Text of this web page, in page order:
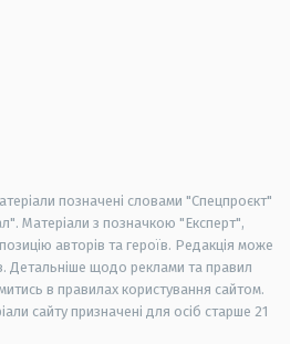
позначені словами "Спецпроєкт"
Матеріали з позначкою "Експерт",
авторів та героїв. Редакція може
Детальніше щодо реклами та правил
в правилах користування сайтом.
сайту призначені для осіб старше 21